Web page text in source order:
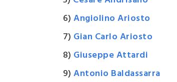
6)Angiolino Ariosto
7) Gian Carlo Ariosto
8) Giuseppe Attardi
9)Antonio Baldassarra